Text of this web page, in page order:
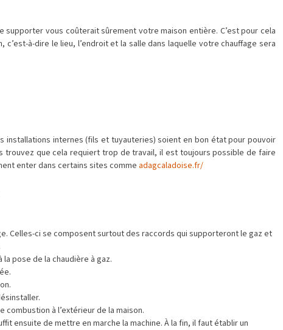
vous coûterait sûrement votre maison entière. C’est pour cela
à-dire le lieu, l’endroit et la salle dans laquelle votre chauffage sera
installations internes (fils et tuyauteries) soient en bon état pour pouvoir
trouvez que cela requiert trop de travail, il est toujours possible de faire
enter dans certains sites comme adagcaladoise.fr/
Celles-ci se composent surtout des raccords qui supporteront le gaz et
pose de la chaudière à gaz.
à l’extérieur de la maison.
ensuite de mettre en marche la machine. À la fin, il faut établir un